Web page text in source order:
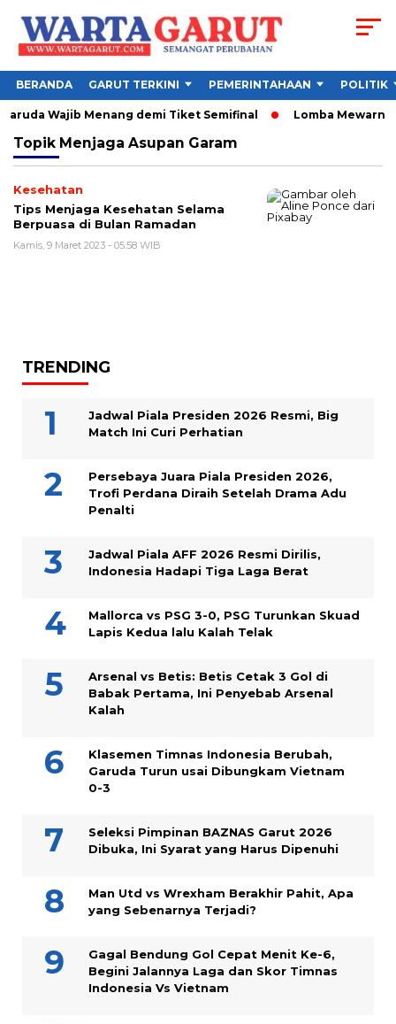
BERANDA GARUT TERKINI PEMERINTAHAAN POLITIK
Wajib Menang demi Tiket Semifinal Lomba
Topik Menjaga Asupan Garam
Kesehatan
Tips Menjaga Kesehatan Selama
Berpuasa di Bulan Ramadan
Kamis, 9 Maret 2023 - 05:58 WIB
TRENDING
Jadwal Piala Presiden 2026 Resmi, Big
Match Ini Curi Perhatian
Persebaya Juara Piala Presiden 2026,
Trofi Perdana Diraih Setelah Drama Adu
Penalti
Jadwal Piala AFF 2026 Resmi Dirilis,
Indonesia Hadapi Tiga Laga Berat
Mallorca vs PSG 3-0, PSG Turunkan Skuad
Lapis Kedua lalu Kalah Telak
Arsenal vs Betis: Betis Cetak 3 Gol di
Babak Pertama, Ini Penyebab Arsenal
Kalah
Klasemen Timnas Indonesia Berubah,
Garuda Turun usai Dibungkam Vietnam
0-3
Seleksi Pimpinan BAZNAS Garut 2026
Dibuka, Ini Syarat yang Harus Dipenuhi
Man Utd vs Wrexham Berakhir Pahit, Apa
yang Sebenarnya Terjadi?
Gagal Bendung Gol Cepat Menit Ke-6,
Begini Jalannya Laga dan Skor Timnas
Indonesia Vs Vietnam